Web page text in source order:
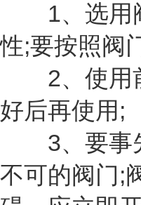
1、选用阀
性;要按照阀
2、使用前
好后再使用;
3、要事先
不可的阀门;